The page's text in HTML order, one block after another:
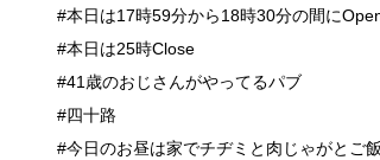
#本日は17時59分から18時30分の間に
#本日は25時Close
#41歳のおじさんがやってるパブ
#四十路
#今日のお昼は家でチヂミと肉じゃがとご